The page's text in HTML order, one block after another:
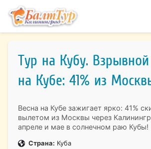
Тур на Кубу.
на Кубе: 41% из
Весна на Кубе зажигает ярко: 41%
вылетом из Москвы через
апреле и мае в солнечном раю Кубы!
Страна: Куба